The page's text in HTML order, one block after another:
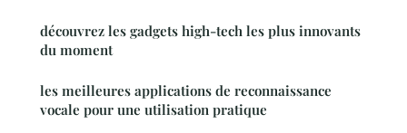
découvrez les gadgets high-tech les plus innovants
du moment
les meilleures applications de reconnaissance
vocale pour une utilisation pratique